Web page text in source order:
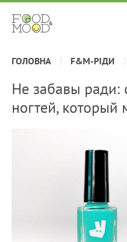
ГОЛОВНА F&M-РІДИ
Не забавы ради:
ногтей, который